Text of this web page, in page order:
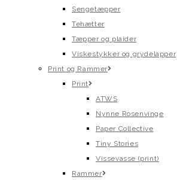
Sengetæpper
Tehætter
Tæpper og plaider
Viskestykker og grydelapper
Print og Rammer
Print
ATWS
Nynne Rosenvinge
Paper Collective
Tiny Stories
Vissevasse (print)
Rammer